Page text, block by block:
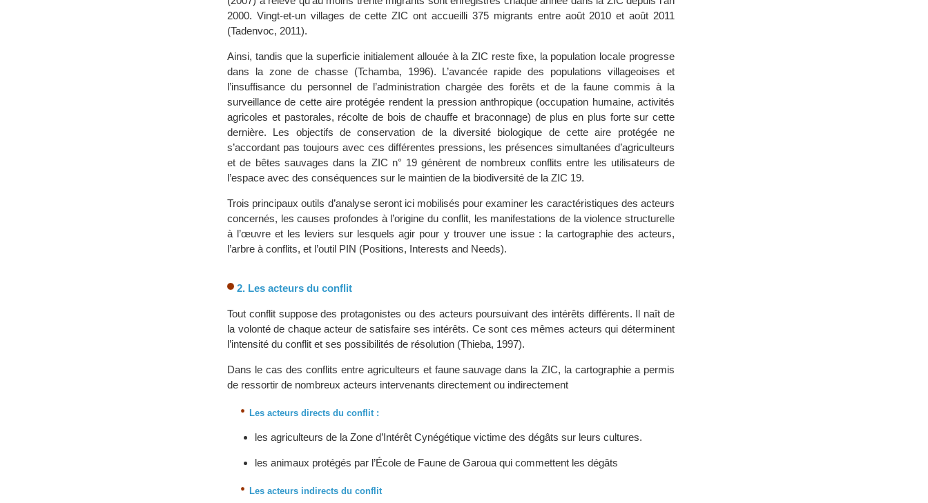
2000. Vingt-et-un villages de cette ZIC ont accueilli 375 migrants entre août 2010 et août 2011
(Tadenvoc, 2011).
Ainsi, tandis que la superficie initialement allouée à la ZIC reste fixe, la population locale progresse
dans la zone de chasse (Tchamba, 1996). L’avancée rapide des populations villageoises et
l’insuffisance du personnel de l’administration chargée des forêts et de la faune commis à la
surveillance de cette aire protégée rendent la pression anthropique (occupation humaine, activités
agricoles et pastorales, récolte de bois de chauffe et braconnage) de plus en plus forte sur cette
dernière. Les objectifs de conservation de la diversité biologique de cette aire protégée ne
s’accordant pas toujours avec ces différentes pressions, les présences simultanées d’agriculteurs
et de bêtes sauvages dans la ZIC n° 19 génèrent de nombreux conflits entre les utilisateurs de
l’espace avec des conséquences sur le maintien de la biodiversité de la ZIC 19.
Trois principaux outils d’analyse seront ici mobilisés pour examiner les caractéristiques des acteurs
concernés, les causes profondes à l’origine du conflit, les manifestations de la violence structurelle
à l’œuvre et les leviers sur lesquels agir pour y trouver une issue : la cartographie des acteurs,
l’arbre à conflits, et l’outil PIN (Positions, Interests and Needs).
2. Les acteurs du conflit
Tout conflit suppose des protagonistes ou des acteurs poursuivant des intérêts différents. Il naît de
la volonté de chaque acteur de satisfaire ses intérêts. Ce sont ces mêmes acteurs qui déterminent
l’intensité du conflit et ses possibilités de résolution (Thieba, 1997).
Dans le cas des conflits entre agriculteurs et faune sauvage dans la ZIC, la cartographie a permis
de ressortir de nombreux acteurs intervenants directement ou indirectement
Les acteurs directs du conflit :
les agriculteurs de la Zone d’Intérêt Cynégétique victime des dégâts sur leurs cultures.
les animaux protégés par l’École de Faune de Garoua qui commettent les dégâts
Les acteurs indirects du conflit